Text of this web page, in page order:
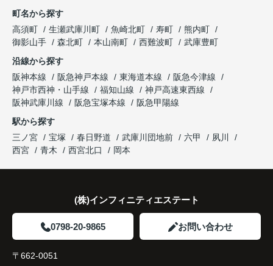
町名から探す
高須町
生瀬武庫川町 魚崎北町 寿町
熊内町
御影山手
森北町 本山南町 西難波町
武庫豊町
沿線から探す
阪神本線
阪急神戸本線 東海道本線
阪急今津線
神戸市西神・山手線
福知山線
神戸高速東西線
阪神武庫川線
阪急宝塚本線
阪急甲陽線
駅から探す
三ノ宮
宝塚 春日野道 武庫川団地前 六甲
夙川
西宮
青木 西宮北口 岡本
(株)インフィニティエステート
0798-20-9865 お問い合わせ
〒662-0051